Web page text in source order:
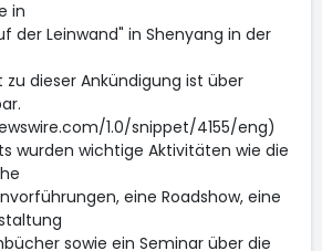
in
der Leinwand" in Shenyang in der
zu dieser Ankündigung ist über
1.0/snippet/4155/eng)
wurden wichtige Aktivitäten wie die
eine Roadshow, eine
sowie ein Seminar über die